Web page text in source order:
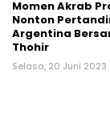
Momen Akrab
Nonton
Argentina
Thohir
Selasa, 20 Juni 2023